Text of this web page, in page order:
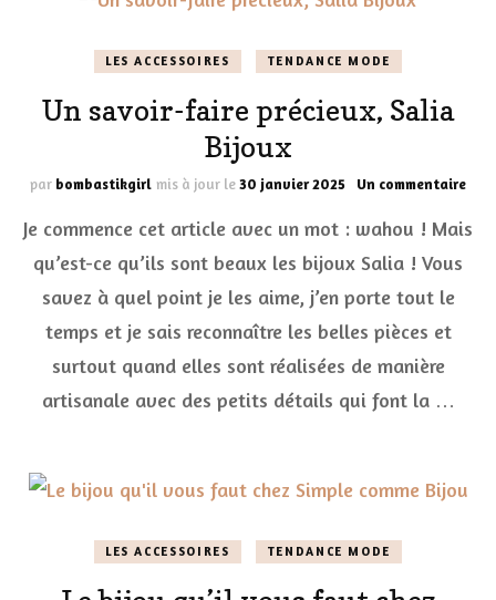
LES ACCESSOIRES TENDANCE MODE
Un savoir-faire précieux, Salia
Bijoux
par bombastikgirl mis à jour le30 janvier 2025 Un commentairesur
Je commence cet article avec un mot : wahou ! Mais
qu’est-ce qu’ils sont beaux les bijoux Salia ! Vous
savez à quel point je les aime, j’en porte tout le
temps et je sais reconnaître les belles pièces et
surtout quand elles sont réalisées de manière
artisanale avec des petits détails qui font la …
LES ACCESSOIRES TENDANCE MODE